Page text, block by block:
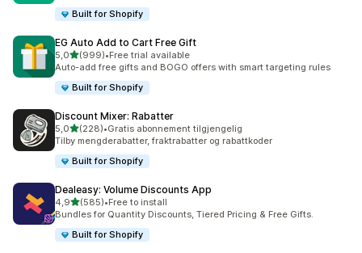
Built for Shopify
EG Auto Add to Cart Free Gift
5,0av 5 stjerner
(999)
Totalt 999 omtaler
•Free trial available
Auto-add free gifts and BOGO offers with smart targeting rules
Built for Shopify
Discount Mixer: Rabatter
5,0av 5 stjerner
(228)
Totalt 228 omtaler
•Gratis abonnement tilgjengelig
Tilby mengderabatter, fraktrabatter og rabattkoder
Built for Shopify
Dealeasy: Volume Discounts App
4,9av 5 stjerner
(585)
Totalt 585 omtaler
•Free to install
Bundles for Quantity Discounts, Tiered Pricing & Free Gifts.
Built for Shopify